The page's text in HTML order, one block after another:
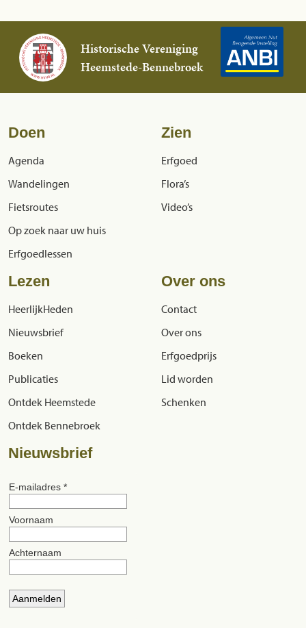
Historische Vereniging
Heemstede-Bennebroek
Doen
Agenda
Wandelingen
Fietsroutes
Op zoek naar uw huis
Erfgoedlessen
Zien
Erfgoed
Flora’s
Video’s
Lezen
HeerlijkHeden
Nieuwsbrief
Boeken
Publicaties
Ontdek Heemstede
Ontdek Bennebroek
Over ons
Contact
Over ons
Erfgoedprijs
Lid worden
Schenken
Nieuwsbrief